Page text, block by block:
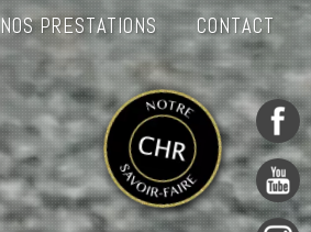
NOS PRESTATIONS CONTACT